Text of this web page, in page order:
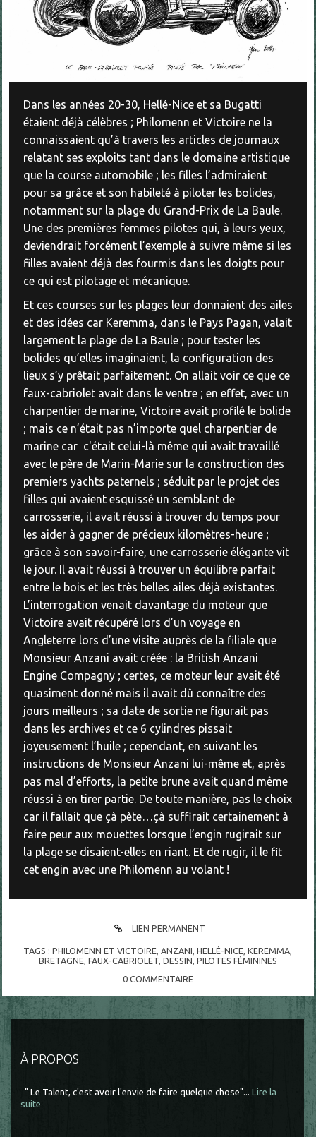
À PROPOS
" Le Talent, c'est avoir l'envie de faire quelque chose"... Lire la
suite
Dans les années 20-30, Hellé-Nice et sa Bugatti
étaient déjà célèbres ; Philomenn et Victoire ne la
connaissaient qu’à travers les articles de journaux
relatant ses exploits tant dans le domaine artistique
que la course automobile ; les filles l’admiraient
pour sa grâce et son habileté à piloter les bolides,
notamment sur la plage du Grand-Prix de La Baule.
Une des premières femmes pilotes qui, à leurs yeux,
deviendrait forcément l’exemple à suivre même si les
filles avaient déjà des fourmis dans les doigts pour
ce qui est pilotage et mécanique.
Et ces courses sur les plages leur donnaient des ailes
et des idées car Keremma, dans le Pays Pagan, valait
largement la plage de La Baule ; pour tester les
bolides qu’elles imaginaient, la configuration des
lieux s’y prêtait parfaitement. On allait voir ce que ce
faux-cabriolet avait dans le ventre ; en effet, avec un
charpentier de marine, Victoire avait profilé le bolide
; mais ce n’était pas n’importe quel charpentier de
marine car c'était celui-là même qui avait travaillé
avec le père de Marin-Marie sur la construction des
premiers yachts paternels ; séduit par le projet des
filles qui avaient esquissé un semblant de
carrosserie, il avait réussi à trouver du temps pour
les aider à gagner de précieux kilomètres-heure ;
grâce à son savoir-faire, une carrosserie élégante vit
le jour. Il avait réussi à trouver un équilibre parfait
entre le bois et les très belles ailes déjà existantes.
L’interrogation venait davantage du moteur que
Victoire avait récupéré lors d’un voyage en
Angleterre lors d’une visite auprès de la filiale que
Monsieur Anzani avait créée : la British Anzani
Engine Compagny ; certes, ce moteur leur avait été
quasiment donné mais il avait dû connaître des
jours meilleurs ; sa date de sortie ne figurait pas
dans les archives et ce 6 cylindres pissait
joyeusement l’huile ; cependant, en suivant les
instructions de Monsieur Anzani lui-même et, après
pas mal d’efforts, la petite brune avait quand même
réussi à en tirer partie. De toute manière, pas le choix
car il fallait que çà pète…çà suffirait certainement à
faire peur aux mouettes lorsque l’engin rugirait sur
la plage se disaient-elles en riant. Et de rugir, il le fit
cet engin avec une Philomenn au volant !
LIEN PERMANENT
TAGS :PHILOMENN ET VICTOIRE,ANZANI,HELLÉ-NICE,KEREMMA,
BRETAGNE, FAUX-CABRIOLET, DESSIN, PILOTES FÉMININES
0 COMMENTAIRE